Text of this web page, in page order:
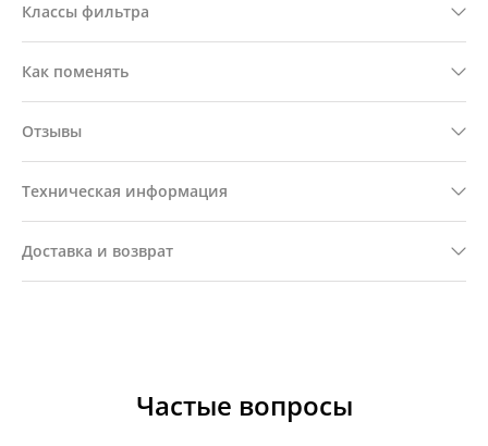
Классы фильтра
Как поменять
Отзывы
Техническая информация
Доставка и возврат
Частые вопросы